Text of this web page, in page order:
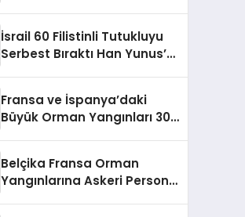
İsrail 60 Filistinli Tutukluyu
Serbest Bıraktı Han Yunus’a
Fransa ve İspanya’daki
Büyük Orman Yangınları 300
Belçika Fransa Orman
Yangınlarına Askeri Personel